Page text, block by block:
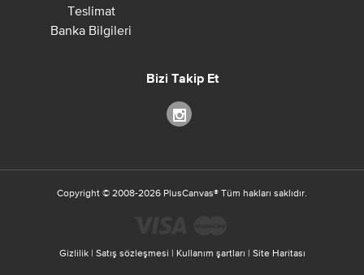
Teslimat
Banka Bilgileri
Bizi Takip Et
Copyright © 2008-2026 PlusCanvas® Tüm hakları saklıdır.
Gizlilik| Satış sözleşmesi | Kullanım şartları | Site Haritası